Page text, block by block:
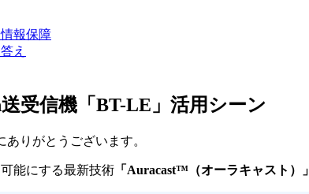
報保障
え
受信機「BT-LE」活用シーン
りがとうございます。
能にする最新技術 「Auracast™（オーラキャスト）」